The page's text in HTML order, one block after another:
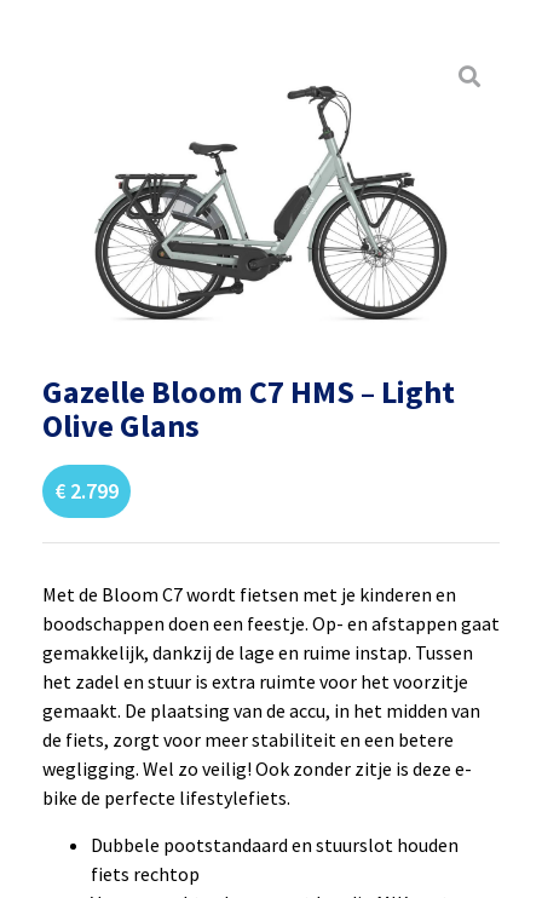
Gazelle Bloom C7 HMS – Light
Olive Glans
€ 2.799
Met de Bloom C7 wordt fietsen met je kinderen en
boodschappen doen een feestje. Op- en afstappen gaat
gemakkelijk, dankzij de lage en ruime instap. Tussen
het zadel en stuur is extra ruimte voor het voorzitje
gemaakt. De plaatsing van de accu, in het midden van
de fiets, zorgt voor meer stabiliteit en een betere
wegligging. Wel zo veilig! Ook zonder zitje is deze e-
bike de perfecte lifestylefiets.
Dubbele pootstandaard en stuurslot houden
fiets rechtop